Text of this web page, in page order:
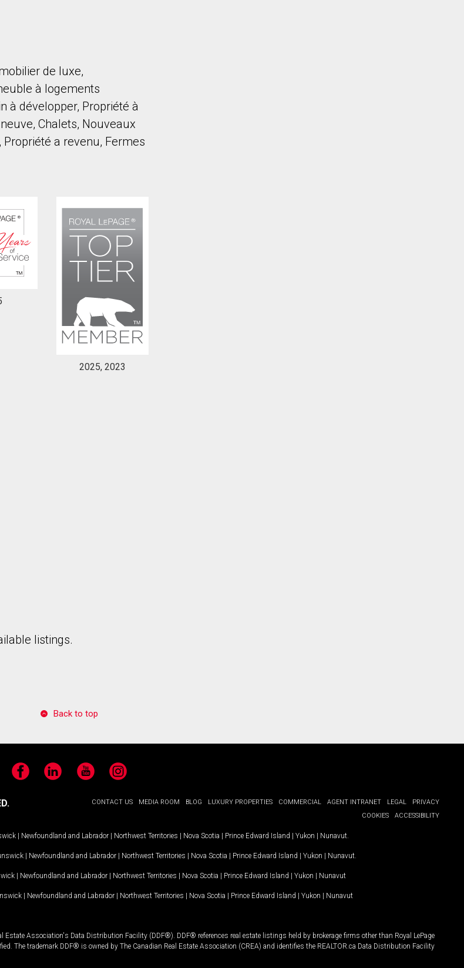
de luxe,
à logements
à développer, Propriété à
Chalets, Nouveaux
a revenu, Fermes
2025, 2023
listings.
Back to top
FacebookLinkedIn YouTubeInstagram
CONTACT US MEDIA ROOM BLOG LUXURY PROPERTIES COMMERCIAL AGENT INTRANET LEGAL
PRIVACY
COOKIES
ACCESSIBILITY
Newfoundland and Labrador Northwest Territories Nova Scotia Prince Edward Island Yukon Nunavut.
Newfoundland and Labrador Northwest Territories Nova Scotia Prince Edward Island Yukon Nunavut.
Newfoundland and Labrador Northwest Territories Nova Scotia Prince Edward Island Yukon Nunavut
Newfoundland and Labrador Northwest Territories Nova Scotia Prince Edward Island Yukon Nunavut
Association's Data Distribution Facility (DDF®). DDF® references real estate listings held by brokerage firms other than Royal LePage
The trademark DDF® is owned by The Canadian Real Estate Association (CREA) and identifies the REALTOR.ca Data Distribution Facility